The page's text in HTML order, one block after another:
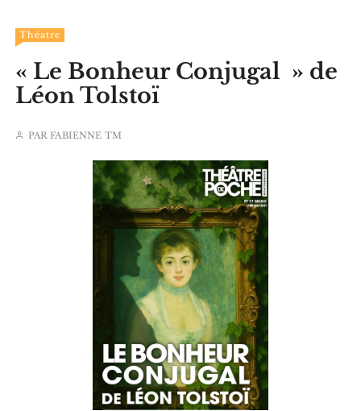
Théatre
« Le Bonheur Conjugal » de
Léon Tolstoï
PARFABIENNE TM